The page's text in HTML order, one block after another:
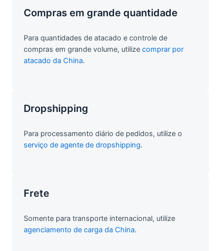
Compras em grande quantidade
Para quantidades de atacado e controle de
compras em grande volume, utilize comprar por
atacado da China.
Dropshipping
Para processamento diário de pedidos, utilize o
serviço de agente de dropshipping.
Frete
Somente para transporte internacional, utilize
agenciamento de carga da China.